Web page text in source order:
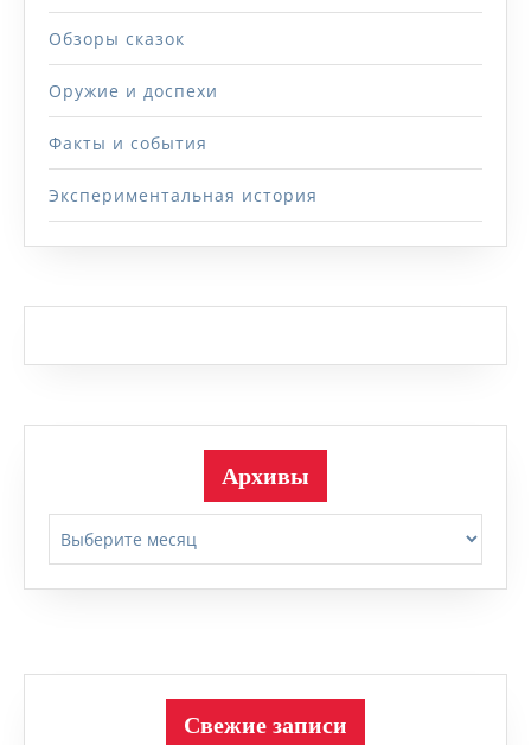
Обзоры сказок
Оружие и доспехи
Факты и события
Экспериментальная история
Архивы
Свежие записи